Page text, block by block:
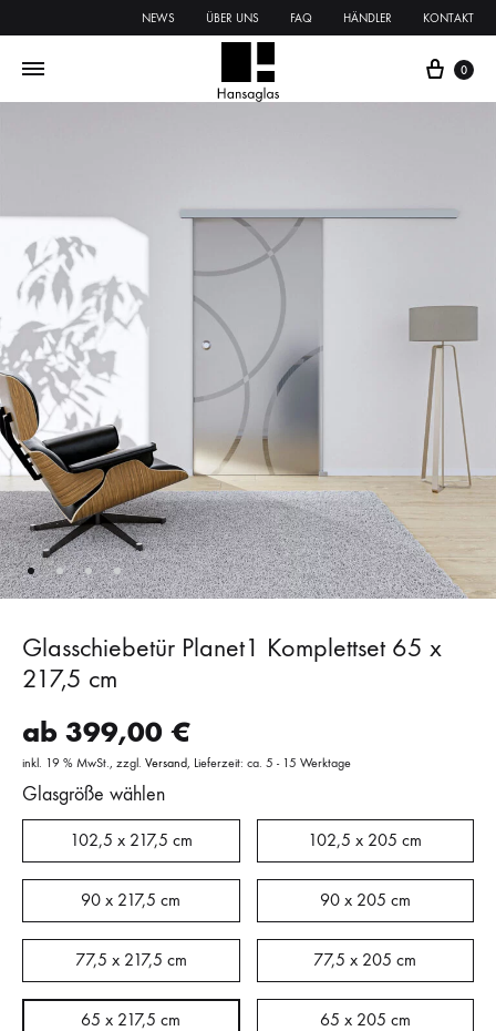
NEWS ÜBER UNS FAQ HÄNDLER KONTAKT
0
Glasschiebetür Planet1 Komplettset 65 x
217,5 cm
ab 399,00 €
inkl. 19 % MwSt. zzgl. Versand Lieferzeit: ca. 5 - 15 Werktage
Glasgröße wählen
102,5 x 217,5 cm 102,5 x 205 cm
90 x 217,5 cm 90 x 205 cm
77,5 x 217,5 cm 77,5 x 205 cm
65 x 217,5 cm 65 x 205 cm